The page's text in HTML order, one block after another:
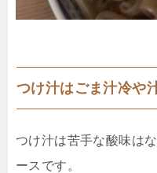
つけ汁はごま汁冷や
つけ汁は苦手な酸味は
ースです。